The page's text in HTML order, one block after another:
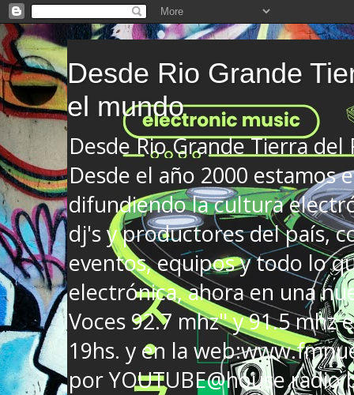
Desde Rio Grande
el mundo
Desde Rio Grande Tierra
Desde el año 2000 estamos
difundiendo la cultura
dj's y productores del país,
eventos, equipos y todo lo
electrónica, ahora en una
Voces 92.7 mhz" y 91.5 mhz
19hs. y en la
por YOUTUBE@house radio